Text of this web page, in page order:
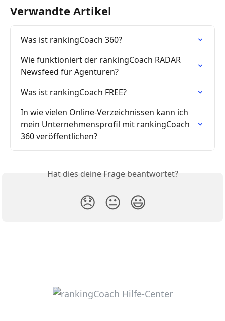
Verwandte Artikel
Was ist rankingCoach 360?
Wie funktioniert der rankingCoach RADAR
Newsfeed für Agenturen?
Was ist rankingCoach FREE?
In wie vielen Online-Verzeichnissen kann ich
mein Unternehmensprofil mit rankingCoach
360 veröffentlichen?
Hat dies deine Frage beantwortet?
😞 😐 😃